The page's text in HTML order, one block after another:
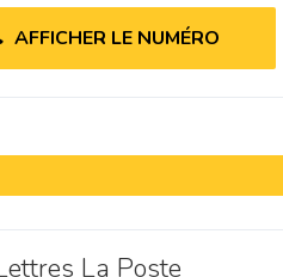
AFFICHER LE NUMÉRO
La Poste